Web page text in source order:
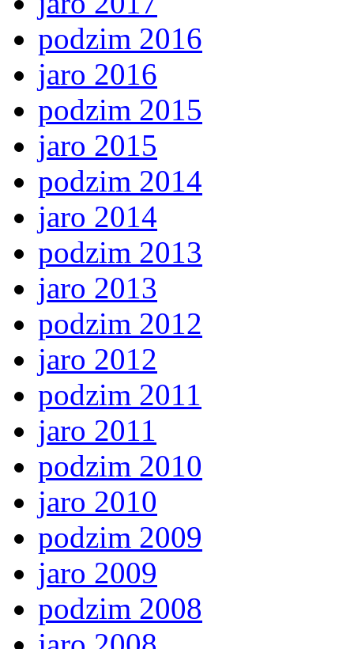
podzim 2016
jaro 2016
podzim 2015
jaro 2015
podzim 2014
jaro 2014
podzim 2013
jaro 2013
podzim 2012
jaro 2012
podzim 2011
jaro 2011
podzim 2010
jaro 2010
podzim 2009
jaro 2009
podzim 2008